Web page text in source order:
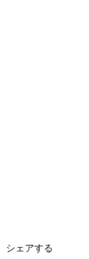
シェアする